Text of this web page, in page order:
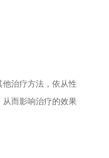
治疗方法，依从性
而影响治疗的效果